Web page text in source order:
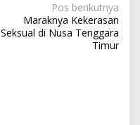
Pos berikutnya
Maraknya Kekerasan
Seksual di Nusa Tenggara
Timur